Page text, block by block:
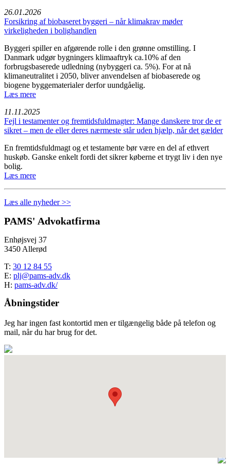
26.01.2026
Forsikring af biobaseret byggeri – når klimakrav møder
virkeligheden i bolighandlen
Byggeri spiller en afgørende rolle i den grønne omstilling. I
Danmark udgør bygningers klimaaftryk ca.10% af den
forbrugsbaserede udledning (nybyggeri ca. 5%). For at nå
klimaneutralitet i 2050, bliver anvendelsen af biobaserede og
biogene byggematerialer derfor uundgåelig.
Læs mere
11.11.2025
Fejl i testamenter og fremtidsfuldmagter: Mange danskere tror de er
sikret – men de eller deres nærmeste står uden hjælp, når det gælder
En fremtidsfuldmagt og et testamente bør være en del af ethvert
huskøb. Ganske enkelt fordi det sikrer køberne et trygt liv i den nye
bolig.
Læs mere
Læs alle nyheder >>
PAMS' Advokatfirma
Enhøjsvej 37
3450 Allerød
T: 30 12 84 55
E: plj@pams-adv.dk
H: pams-adv.dk/
Åbningstider
Jeg har ingen fast kontortid men er tilgængelig både på telefon og
mail, når du har brug for det.